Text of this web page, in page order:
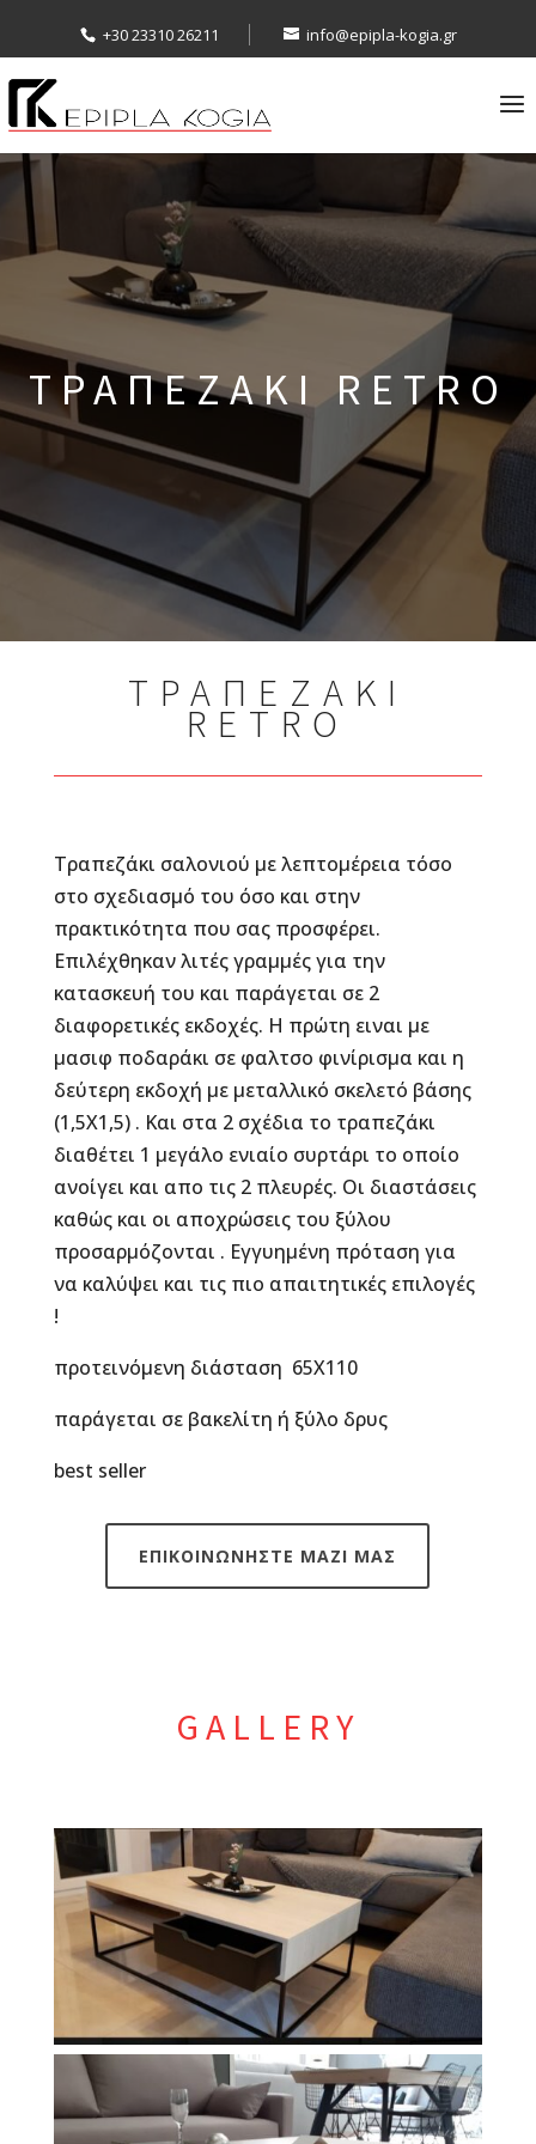
+30 23310 26211 info@epipla-kogia.gr
ΤΡΑΠΕΖΑΚΙ RETRO
ΤΡΑΠΕΖΑΚΙ
RETRO
Τραπεζάκι σαλονιού με λεπτομέρεια τόσο
στο σχεδιασμό του όσο και στην
πρακτικότητα που σας προσφέρει.
Επιλέχθηκαν λιτές γραμμές για την
κατασκευή του και παράγεται σε 2
διαφορετικές εκδοχές. Η πρώτη ειναι με
μασιφ ποδαράκι σε φαλτσο φινίρισμα και η
δεύτερη εκδοχή με μεταλλικό σκελετό βάσης
(1,5Χ1,5) . Και στα 2 σχέδια το τραπεζάκι
διαθέτει 1 μεγάλο ενιαίο συρτάρι το οποίο
ανοίγει και απο τις 2 πλευρές. Οι διαστάσεις
καθώς και οι αποχρώσεις του ξύλου
προσαρμόζονται . Εγγυημένη πρόταση για
να καλύψει και τις πιο απαιτητικές επιλογές
!
προτεινόμενη διάσταση 65Χ110
παράγεται σε βακελίτη ή ξύλο δρυς
best seller
ΕΠΙΚΟΙΝΩΝΗΣΤΕ ΜΑΖΙ ΜΑΣ
GALLERY